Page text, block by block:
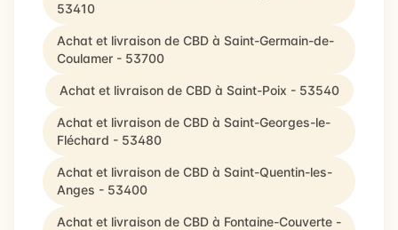
53410
Achat et livraison de CBD à Saint-Germain-de-
Coulamer - 53700
Achat et livraison de CBD à Saint-Poix - 53540
Achat et livraison de CBD à Saint-Georges-le-
Fléchard - 53480
Achat et livraison de CBD à Saint-Quentin-les-
Anges - 53400
Achat et livraison de CBD à Fontaine-Couverte -